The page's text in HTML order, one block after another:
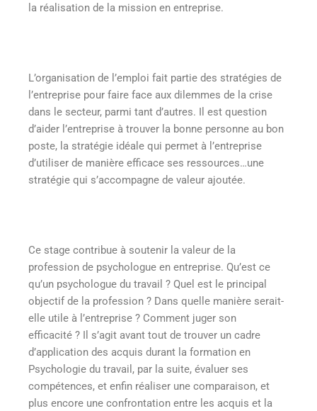
la réalisation de la mission en entreprise.
L’organisation de l’emploi fait partie des stratégies de
l’entreprise pour faire face aux dilemmes de la crise
dans le secteur, parmi tant d’autres. Il est question
d’aider l’entreprise à trouver la bonne personne au bon
poste, la stratégie idéale qui permet à l’entreprise
d’utiliser de manière efficace ses ressources…une
stratégie qui s’accompagne de valeur ajoutée.
Ce stage contribue à soutenir la valeur de la
profession de psychologue en entreprise. Qu’est ce
qu’un psychologue du travail ? Quel est le principal
objectif de la profession ? Dans quelle manière serait-
elle utile à l’entreprise ? Comment juger son
efficacité ? Il s’agit avant tout de trouver un cadre
d’application des acquis durant la formation en
Psychologie du travail, par la suite, évaluer ses
compétences, et enfin réaliser une comparaison, et
plus encore une confrontation entre les acquis et la